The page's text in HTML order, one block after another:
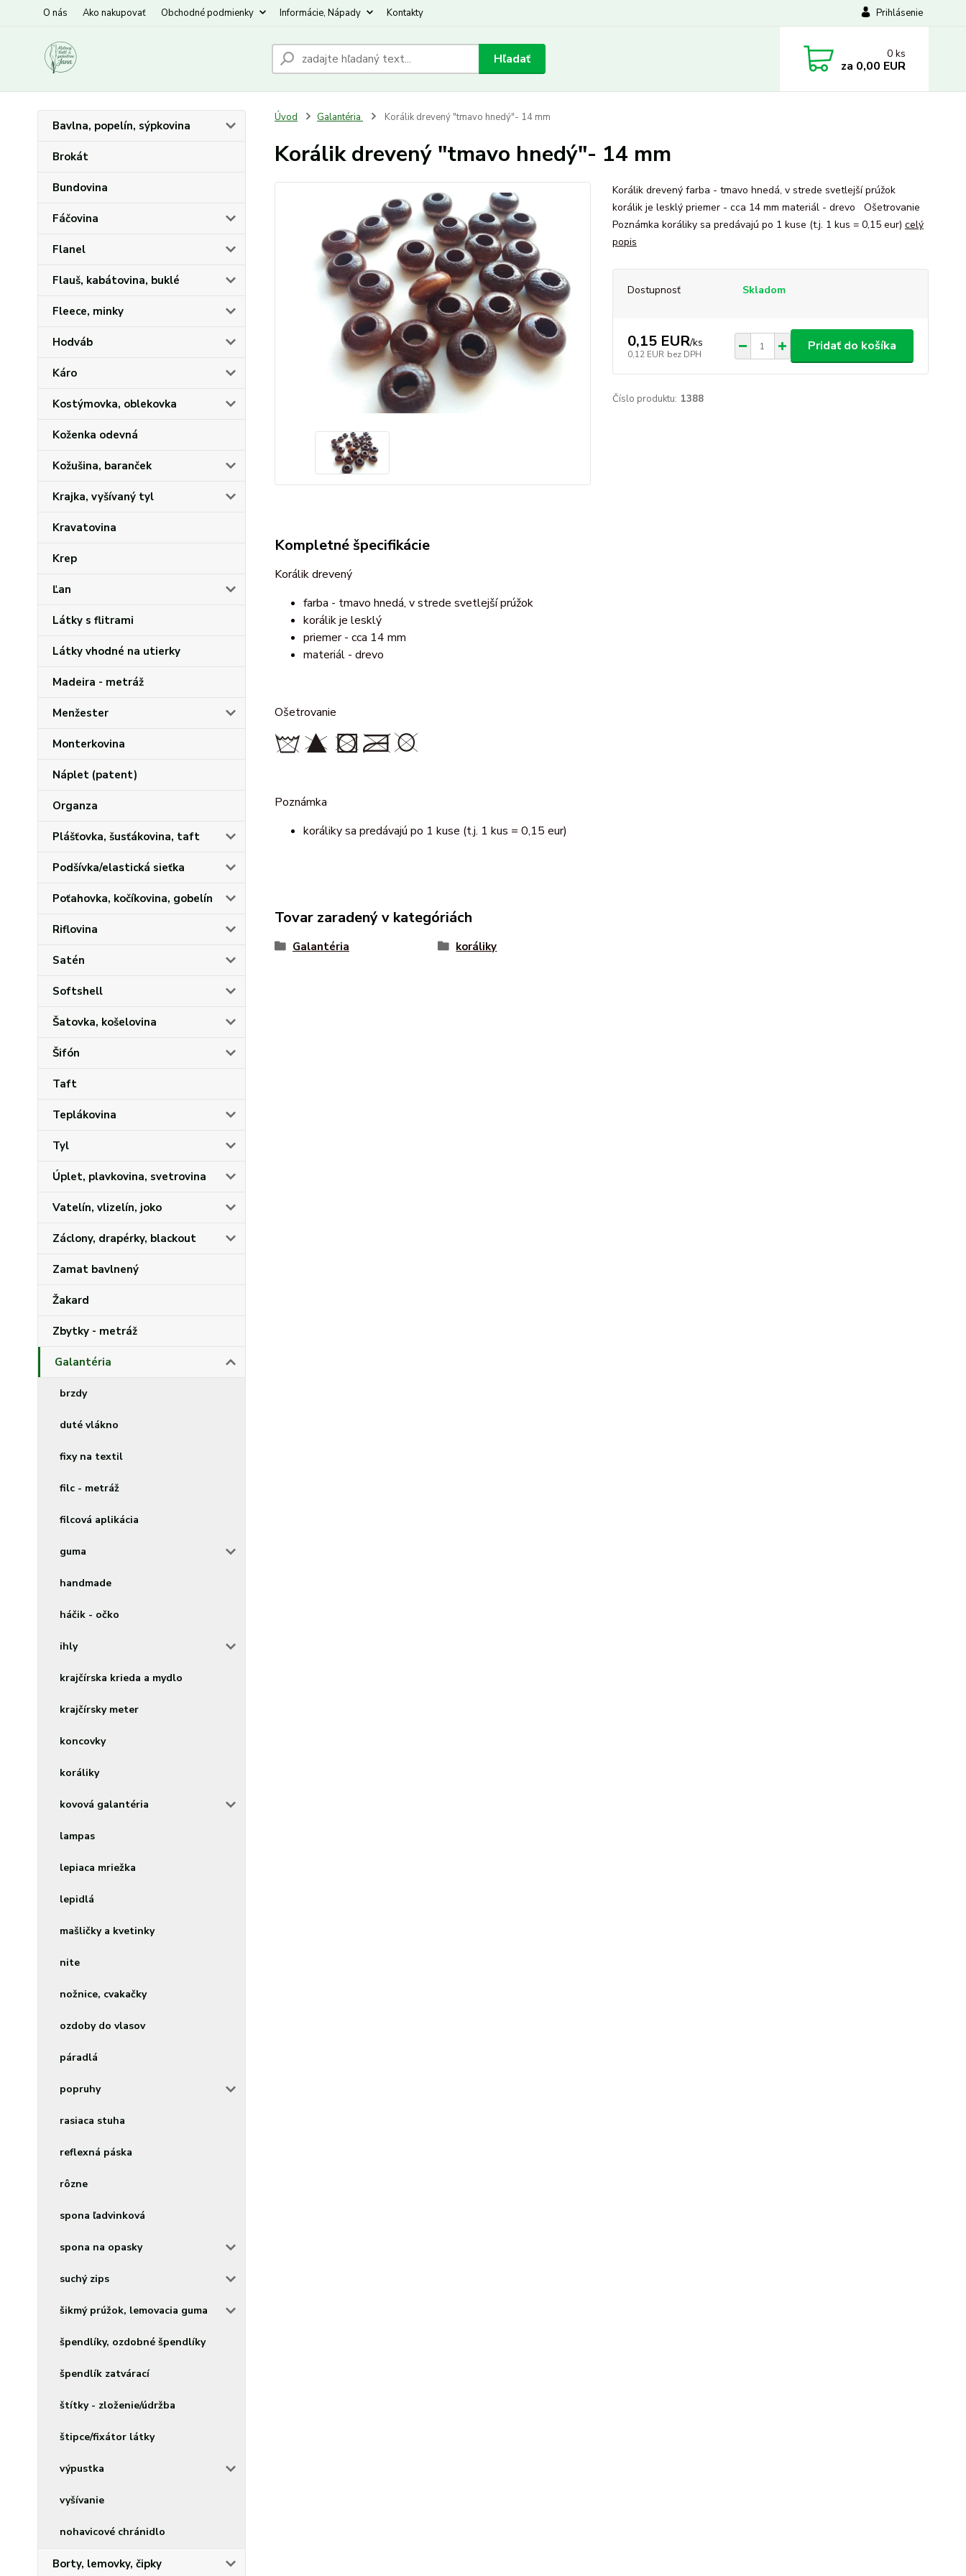
O nás Ako nakupovať Obchodné podmienky Informácie, Nápady Kontakty Prihlásenie
Hľadať 0 ks
za 0,00 EUR
Bavlna, popelín, sýpkovina
Brokát
Bundovina
Fáčovina
Flanel
Flauš, kabátovina, buklé
Fleece, minky
Hodváb
Káro
Kostýmovka, oblekovka
Koženka odevná
Kožušina, baranček
Krajka, vyšívaný tyl
Kravatovina
Krep
Ľan
Látky s flitrami
Látky vhodné na utierky
Madeira - metráž
Menžester
Monterkovina
Náplet (patent)
Organza
Plášťovka, šusťákovina, taft
Podšívka/elastická sieťka
Poťahovka, kočíkovina, gobelín
Riflovina
Satén
Softshell
Šatovka, košelovina
Šifón
Taft
Teplákovina
Tyl
Úplet, plavkovina, svetrovina
Vatelín, vlizelín, joko
Záclony, drapérky, blackout
Zamat bavlnený
Žakard
Zbytky - metráž
Galantéria
brzdy
duté vlákno
fixy na textil
filc - metráž
filcová aplikácia
guma
handmade
háčik - očko
ihly
krajčírska krieda a mydlo
krajčírsky meter
koncovky
koráliky
kovová galantéria
lampas
lepiaca mriežka
lepidlá
mašličky a kvetinky
nite
nožnice, cvakačky
ozdoby do vlasov
páradlá
popruhy
rasiaca stuha
reflexná páska
rôzne
spona ľadvinková
spona na opasky
suchý zips
šikmý prúžok, lemovacia guma
špendlíky, ozdobné špendlíky
špendlík zatvárací
štítky - zloženie/údržba
štipce/fixátor látky
výpustka
vyšívanie
nohavicové chránidlo
Borty, lemovky, čipky
Úvod Galantéria Korálik drevený "tmavo hnedý"- 14 mm
Korálik drevený "tmavo hnedý"- 14 mm
Korálik drevený farba - tmavo hnedá, v strede svetlejší prúžok
korálik je lesklý priemer - cca 14 mm materiál - drevo Ošetrovanie
Poznámka koráliky sa predávajú po 1 kuse (t.j. 1 kus = 0,15 eur) celý
popis
Dostupnosť Skladom
0,15 EUR/ks
0,12 EUR bez DPH
Pridať do košíka
Číslo produktu: 1388
Kompletné špecifikácie
Korálik drevený
farba - tmavo hnedá, v strede svetlejší prúžok
korálik je lesklý
priemer - cca 14 mm
materiál - drevo
Ošetrovanie
Poznámka
koráliky sa predávajú po 1 kuse (t.j. 1 kus = 0,15 eur)
Tovar zaradený v kategóriách
Galantéria koráliky